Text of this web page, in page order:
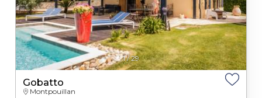
1/29
Gobatto
Montpouillan